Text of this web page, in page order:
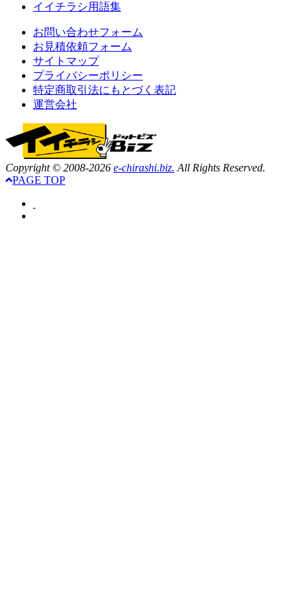
イイチラシ用語集
お問い合わせフォーム
お見積依頼フォーム
サイトマップ
プライバシーポリシー
特定商取引法にもとづく表記
運営会社
Copyright © 2008-2026 e-chirashi.biz. All Rights Reserved.
PAGE TOP